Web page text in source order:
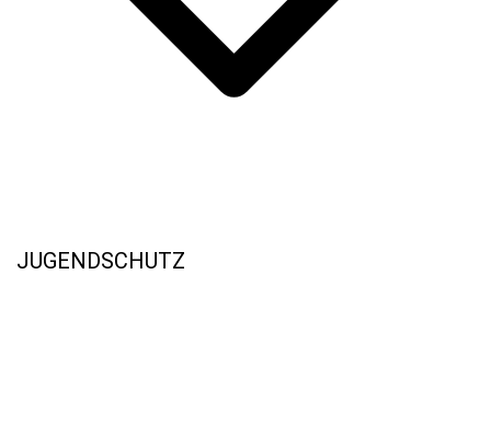
JUGENDSCHUTZ